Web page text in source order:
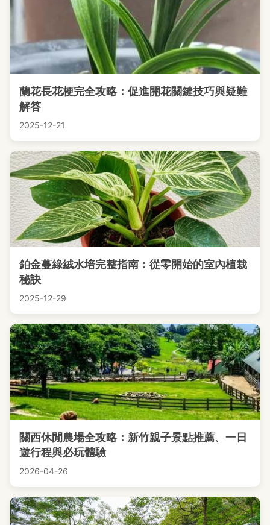
蘭花長花梗完全攻略：促進開花關鍵技巧與疑難
解答
2025-12-21
鉑金蔓綠絨水培完整指南：從零開始的室內植栽
秘訣
2025-12-29
關西休閒農場全攻略：新竹親子景點推薦、一日
遊行程與必玩體驗
2026-04-26